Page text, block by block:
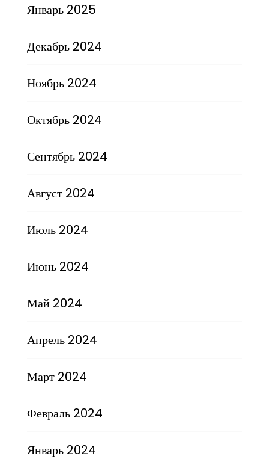
Январь 2025
Декабрь 2024
Ноябрь 2024
Октябрь 2024
Сентябрь 2024
Август 2024
Июль 2024
Июнь 2024
Май 2024
Апрель 2024
Март 2024
Февраль 2024
Январь 2024